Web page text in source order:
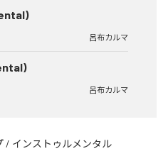
呂布カルマ
呂布カルマ
/ インストゥルメンタル